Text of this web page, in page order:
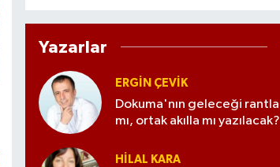
Yazarlar
ERGIN ÇEVİK
Dokuma'nın geleceği rantla
mı, ortak akılla mı yazılacak?
HILAL KARA